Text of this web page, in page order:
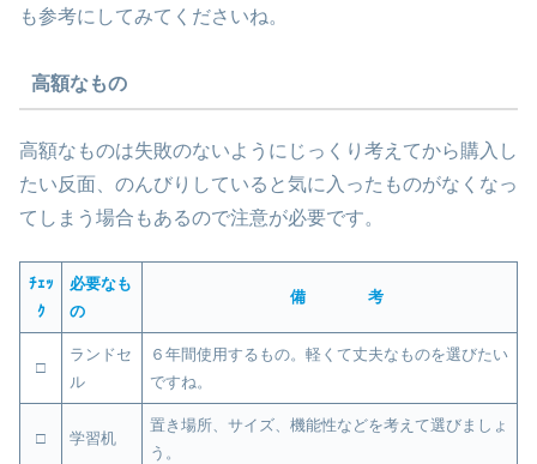
も参考にしてみてくださいね。
高額なもの
高額なものは失敗のないようにじっくり考えてから購入し
たい反面、のんびりしていると気に入ったものがなくなっ
てしまう場合もあるので注意が必要です。
ﾁｪｯ
ｸ
必要なも
の
備 考
□
ランドセ
ル
６年間使用するもの。軽くて丈夫なものを選びたい
ですね。
□ 学習机
置き場所、サイズ、機能性などを考えて選びましょ
う。